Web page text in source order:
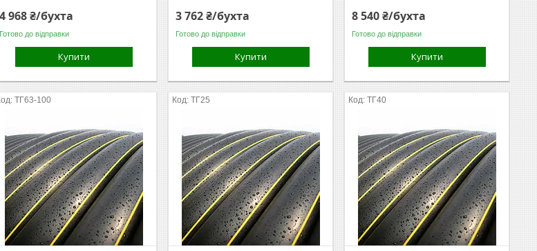
4 968 ₴/бухта
Готово до відправки
Купити
3 762 ₴/бухта
Готово до відправки
Купити
8 540 ₴/бухта
Готово до відправки
Купити
ТГ63-100 ТГ25 ТГ40